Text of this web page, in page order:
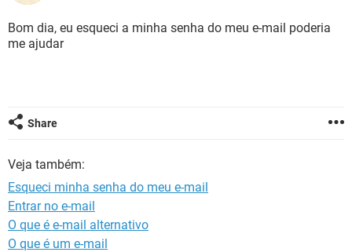
GUIA DE COMPRAS
INSTAGRAM GMAIL
GUIA DE COMPRAS
CELULAR
OUTLOOK EXCEL
JOGOS WHATSAPP
CELULAR
GUIA DE COMPRAS
Bom dia, eu esqueci a minha senha do meu e-mail poderia
me ajudar
Share
Veja também:
Esqueci minha senha do meu e-mail
Entrar no e-mail
O que é e-mail alternativo
O que é um e-mail